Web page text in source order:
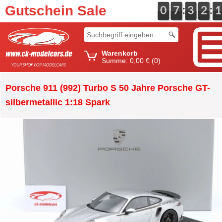
Gutschein Sale 0
0
0 0
7
7 : 0
3
3 0
2
2 : 2
1
1
Warenkorb
Summe: 0,00 € (0)
Porsche 911 (992) Turbo S 50 Jahre Porsche GT-
silbermetallic 1:18 Spark